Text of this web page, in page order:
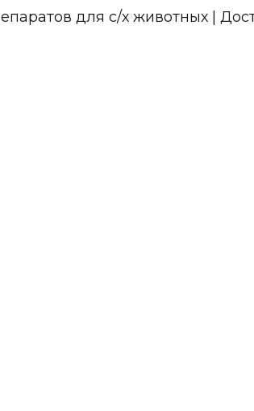
для с/х животных |